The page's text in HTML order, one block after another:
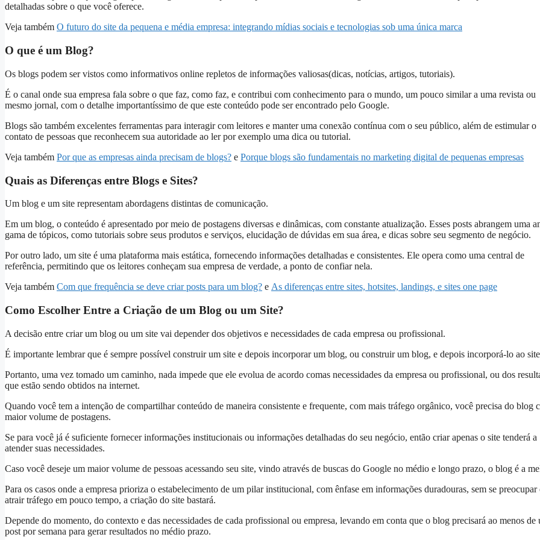
detalhadas sobre o que você oferece.
Veja também O futuro do site da pequena e média empresa: integrando mídias sociais e tecnologias sob uma única marca
O que é um Blog?
Os blogs podem ser vistos como informativos online repletos de informações valiosas(dicas, notícias, artigos, tutoriais).
É o canal onde sua empresa fala sobre o que faz, como faz, e contribui com conhecimento para o mundo, um pouco similar a uma revista ou
mesmo jornal, com o detalhe importantíssimo de que este conteúdo pode ser encontrado pelo Google.
Blogs são também excelentes ferramentas para interagir com leitores e manter uma conexão contínua com o seu público, além de estimular o
contato de pessoas que reconhecem sua autoridade ao ler por exemplo uma dica ou tutorial.
Veja também Por que as empresas ainda precisam de blogs? e Porque blogs são fundamentais no marketing digital de pequenas empresas
Quais as Diferenças entre Blogs e Sites?
Um blog e um site representam abordagens distintas de comunicação.
Em um blog, o conteúdo é apresentado por meio de postagens diversas e dinâmicas, com constante atualização. Esses posts abrangem uma
gama de tópicos, como tutoriais sobre seus produtos e serviços, elucidação de dúvidas em sua área, e dicas sobre seu segmento de negócio.
Por outro lado, um site é uma plataforma mais estática, fornecendo informações detalhadas e consistentes. Ele opera como uma central de
referência, permitindo que os leitores conheçam sua empresa de verdade, a ponto de confiar nela.
Veja também Com que frequência se deve criar posts para um blog? e As diferenças entre sites, hotsites, landings, e sites one page
Como Escolher Entre a Criação de um Blog ou um Site?
A decisão entre criar um blog ou um site vai depender dos objetivos e necessidades de cada empresa ou profissional.
É importante lembrar que é sempre possível construir um site e depois incorporar um blog, ou construir um blog, e depois incorporá-lo ao
Portanto, uma vez tomado um caminho, nada impede que ele evolua de acordo comas necessidades da empresa ou profissional, ou dos
que estão sendo obtidos na internet.
Quando você tem a intenção de compartilhar conteúdo de maneira consistente e frequente, com mais tráfego orgânico, você precisa do blog
maior volume de postagens.
Se para você já é suficiente fornecer informações institucionais ou informações detalhadas do seu negócio, então criar apenas o site tenderá a
atender suas necessidades.
Caso você deseje um maior volume de pessoas acessando seu site, vindo através de buscas do Google no médio e longo prazo, o blog é a
Para os casos onde a empresa prioriza o estabelecimento de um pilar institucional, com ênfase em informações duradouras, sem se preocupar
atrair tráfego em pouco tempo, a criação do site bastará.
Depende do momento, do contexto e das necessidades de cada profissional ou empresa, levando em conta que o blog precisará ao menos de
post por semana para gerar resultados no médio prazo.